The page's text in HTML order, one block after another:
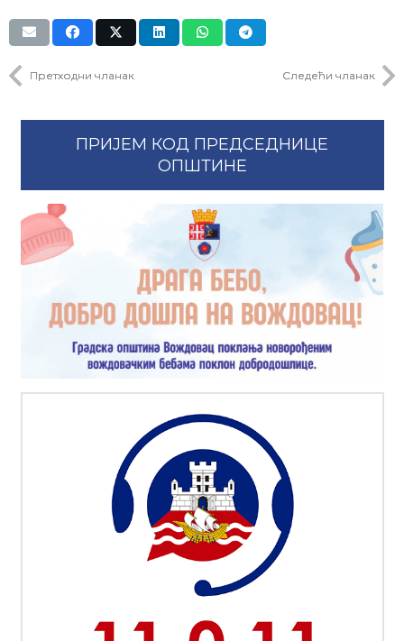
Претходни чланак Следећи чланак
ПРИЈЕМ КОД ПРЕДСЕДНИЦЕ
ОПШТИНЕ